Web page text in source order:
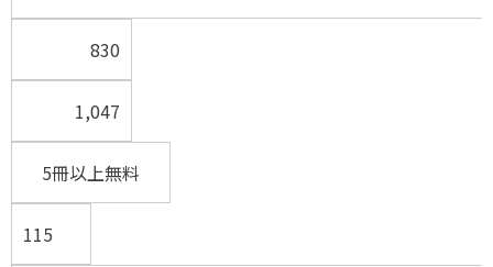
830
1,047
5冊以上無料
115